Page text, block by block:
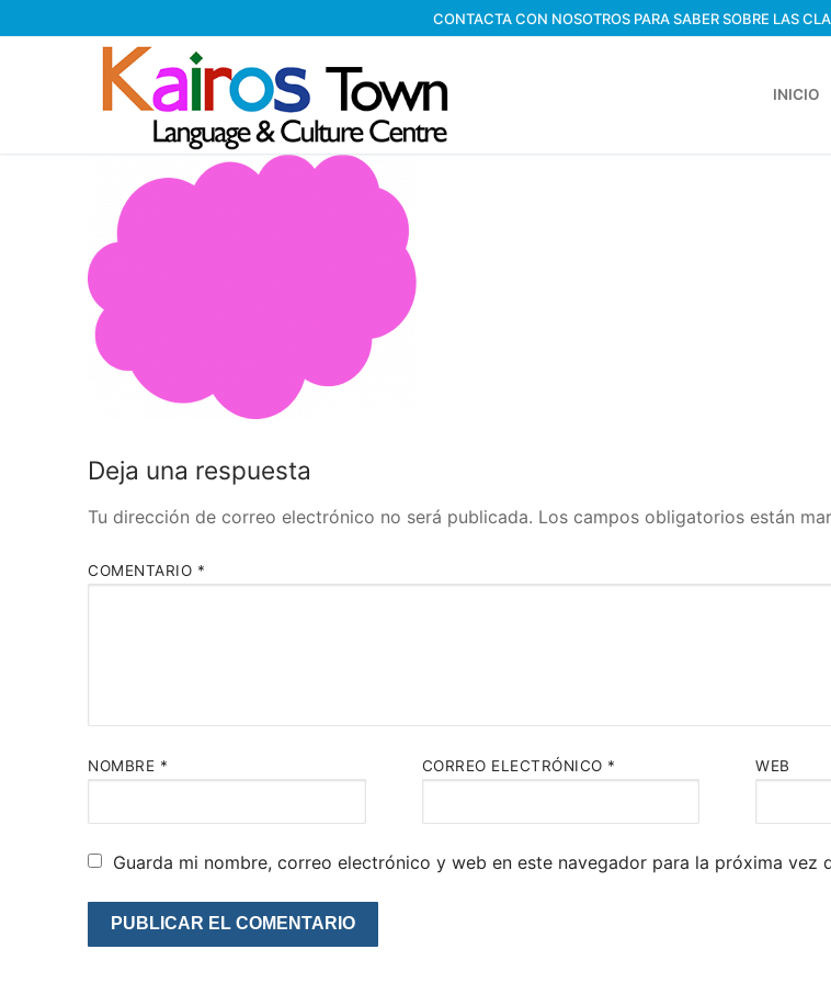
CONTACTA CON NOSOTROS PARA SABER SOBRE LAS
INICIO
Deja una respuesta
Tu dirección de correo electrónico no será publicada. Los campos obligatorios están
COMENTARIO *
NOMBRE * CORREO ELECTRÓNICO * WEB
Guarda mi nombre, correo electrónico y web en este navegador para la próxima vez